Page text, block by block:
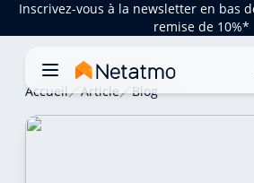
Inscrivez-vous à la newsletter en bas
remise de 10%*
Accueil Article Blog